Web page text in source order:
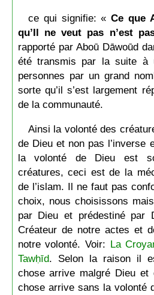
ce qui signifie: « Ce que
qu’Il ne veut pas n’est
rapporté par Aboū Dāwoūd
été transmis par la suite à
personnes par un grand
sorte qu’il s’est largement
de la communauté.
Ainsi la volonté des
de Dieu et non pas l’inverse
la volonté de Dieu est
créatures, ceci est de la
de l’islam. Il ne faut pas
choix, nous choisissons
par Dieu et prédestiné par
Créateur de notre actes et
notre volonté. Voir: La
Tawḥīd. Selon la raison il
chose arrive malgré Dieu et
chose arrive sans la volonté